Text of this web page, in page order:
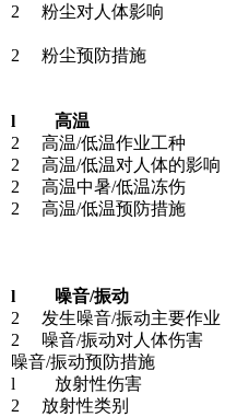
2 粉尘对人体影响
2 粉尘预防措施
l 高温
2 高温/低温作业工种
2 高温/低温对人体的影响
2 高温中暑/低温冻伤
2 高温/低温预防措施
l 噪音/振动
2 发生噪音/振动主要作业
2 噪音/振动对人体伤害
噪音/振动预防措施
l 放射性伤害
2 放射性类别